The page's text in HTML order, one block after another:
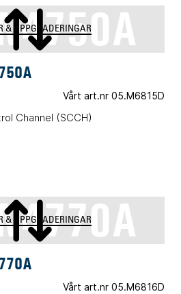
& UPPGRADERINGAR
Vårt art.nr 05.M6815D
Channel (SCCH)
& UPPGRADERINGAR
Vårt art.nr 05.M6816D